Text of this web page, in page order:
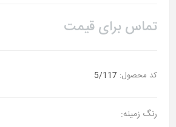
تماس برای قیمت
کد محصول: 5/117
رنگ زمینه: